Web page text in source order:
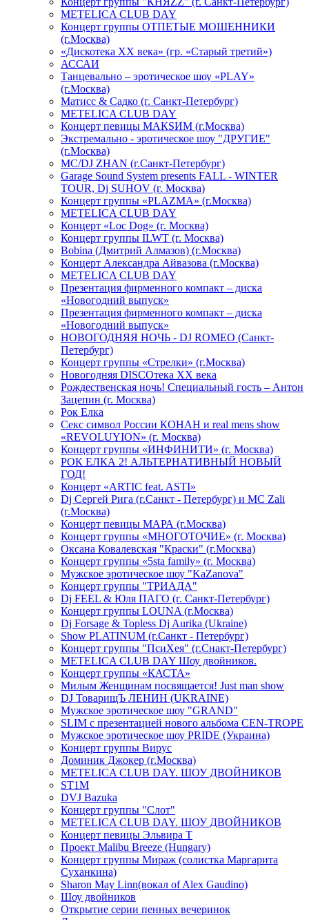
METELICA CLUB DAY
Концерт группы ОТПЕТЫЕ МОШЕННИКИ
(г.Москва)
«Дискотека ХХ века» (гр. «Старый третий»)
АССАИ
Танцевально – эротическое шоу «PLAY»
(г.Москва)
Матисс & Садко (г. Санкт-Петербург)
METELICA CLUB DAY
Концерт певицы МАКSИМ (г.Москва)
Экстремально - эротическое шоу "ДРУГИЕ"
(г.Москва)
МС/DJ ZHAN (г.Санкт-Петербург)
Garage Sound System presents FALL - WINTER
TOUR, Dj SUHOV (г. Москва)
Концерт группы «PLAZMA» (г.Москва)
METELICA CLUB DAY
Концерт «Loc Dog» (г. Москва)
Концерт группы ILWT (г. Москва)
Bobina (Дмитрий Алмазов) (г.Москва)
Концерт Александра Айвазова (г.Москва)
METELICA CLUB DAY
Презентация фирменного компакт – диска
«Новогодний выпуск»
Презентация фирменного компакт – диска
«Новогодний выпуск»
НОВОГОДНЯЯ НОЧЬ - DJ ROMEO (Санкт-
Петербург)
Концерт группы «Стрелки» (г.Москва)
Новогодняя DISCOтека ХХ века
Рождественская ночь! Специальный гость – Антон
Зацепин (г. Москва)
Рок Елка
Секс символ России КОНАН и real mens show
«REVOLUYION» (г. Москва)
Концерт группы «ИНФИНИТИ» (г. Москва)
РОК ЕЛКА 2! АЛЬТЕРНАТИВНЫЙ НОВЫЙ
ГОД!
Концерт «ARTIC feat. ASTI»
Dj Сергей Рига (г.Санкт - Петербург) и MC Zali
(г.Москва)
Концерт певицы МАРА (г.Москва)
Концерт группы «МНОГОТОЧИЕ» (г. Москва)
Оксана Ковалевская "Краски" (г.Москва)
Концерт группы «5sta family» (г. Москва)
Мужское эротическое шоу "KaZanova"
Концерт группы "ТРИАДА"
Dj FEEL & Юля ПАГО (г. Санкт-Петербург)
Концерт группы LOUNA (г.Москва)
Dj Forsage & Topless Dj Aurika (Ukraine)
Show PLATINUM (г.Санкт - Петербург)
Концерт группы "ПсиХея" (г.Снакт-Петербург)
METELICA CLUB DAY Шоу двойников.
Концерт группы «КАСТА»
Милым Женщинам посвящается! Just man show
DJ ТоварищЪ ЛЕНИН (UKRAINE)
Мужское эротическое шоу "GRAND"
SLIM с презентацией нового альбома CEN-TROPE
Мужское эротическое шоу PRIDE (Украина)
Концерт группы Вирус
Доминик Джокер (г.Москва)
METELICA CLUB DAY. ШОУ ДВОЙНИКОВ
ST1M
DVJ Bazuka
Концерт группы "Слот"
METELICA CLUB DAY. ШОУ ДВОЙНИКОВ
Концерт певицы Эльвира Т
Проект Malibu Breeze (Hungary)
Концерт группы Мираж (солистка Маргарита
Суханкина)
Sharon May Linn(вокал of Alex Gaudino)
Шоу двойников
Открытие серии пенных вечеринок